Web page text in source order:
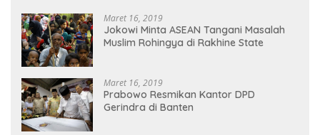
Maret 16, 2019
Jokowi Minta ASEAN Tangani Masalah
Muslim Rohingya di Rakhine State
Maret 16, 2019
Prabowo Resmikan Kantor DPD
Gerindra di Banten